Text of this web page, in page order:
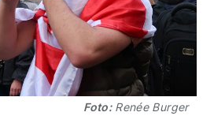
Foto:Renée Burger